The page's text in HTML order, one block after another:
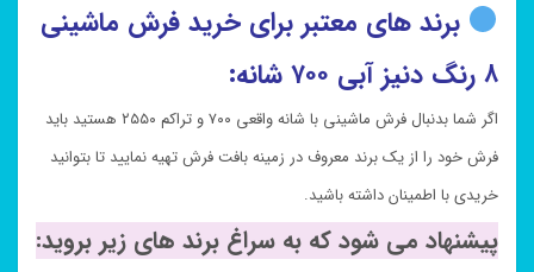
برند های معتبر برای خرید فرش ماشینی
۸ رنگ دنیز آبی ۷۰۰ شانه:
اگر شما بدنبال فرش ماشینی با شانه واقعی ۷۰۰ و تراکم ۲۵۵۰ هستید باید
فرش خود را از یک برند معروف در زمینه بافت فرش تهیه نمایید تا بتوانید
خریدی با اطمینان داشته باشید.
پیشنهاد می شود که به سراغ برند های زیر بروید: